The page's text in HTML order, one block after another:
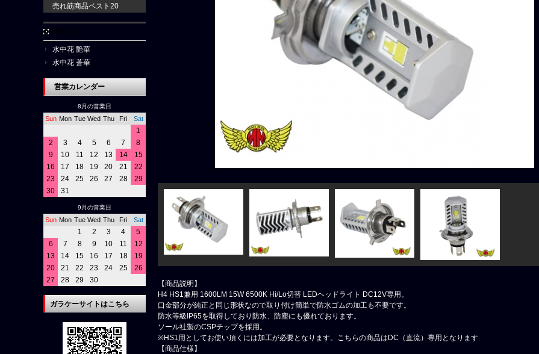
【商品説明】
H4 HS1兼用 1600LM 15W 6500K Hi/Lo切替 LEDヘッドライト DC12V専用。
口金部分が純正と同じ形状なので取り付け簡単で防水ゴムの加工も不要です。
防水等級IP65を取得しており防水、防塵にも優れております。
ソール社製のCSPチップを採用。
※HS1用としてお使い頂くには加工が必要となります。こちらの商品はDC（直流）専用となります
【商品仕様】
売れ筋商品ベスト20
水中花 艶華
水中花 蒼華
営業カレンダー
8月の営業日
Sun Mon Tue Wed Thu Fri Sat
1
2
3 4 5 6 7
8
9
10 11 12 13 14
15
16
17 18 19 20 21
22
23
24 25 26 27 28
29
30
31
9月の営業日
Sun Mon Tue Wed Thu Fri Sat
1 2 3 4
5
6
7 8 9 10 11
12
13
14 15 16 17 18
19
20
21 22 23 24 25
26
27
28 29 30
ガラケーサイトはこちら